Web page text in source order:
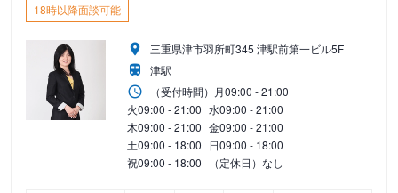
18時以降面談可能
三重県津市羽所町345 津駅前第一ビル5F
津駅
（受付時間） 月09:00 - 21:00
火09:00 - 21:00 水09:00 - 21:00
木09:00 - 21:00 金09:00 - 21:00
土09:00 - 18:00 日09:00 - 18:00
祝09:00 - 18:00 （定休日）なし